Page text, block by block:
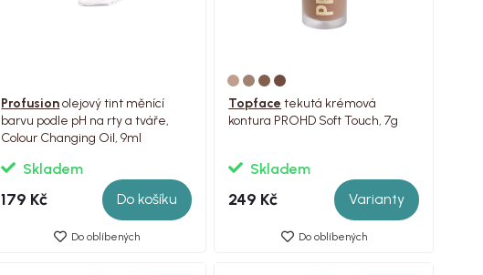
Profusionolejový tint měnící
barvu podle pH na rty a tváře,
Colour Changing Oil, 9ml
Skladem
179 Kč Do košíku
Do oblíbených
Topface tekutá krémová
kontura PROHD Soft Touch, 7g
Skladem
249 Kč Varianty
Do oblíbených